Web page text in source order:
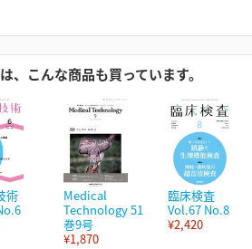
、こんな商品も買っています。
術
Medical
Technology 51
巻9号
¥1,870
臨床検査
Vol.67 No.8
¥2,420